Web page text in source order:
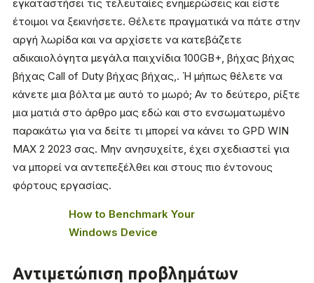
εγκαταστήσει τις τελευταίες ενημερώσεις και είστε
έτοιμοι να ξεκινήσετε. Θέλετε πραγματικά να πάτε στην
αργή λωρίδα και να αρχίσετε να κατεβάζετε
αδικαιολόγητα μεγάλα παιχνίδια 100GB+, βήχας βήχας
βήχας Call of Duty βήχας βήχας,. Ή μήπως θέλετε να
κάνετε μια βόλτα με αυτό το μωρό; Αν το δεύτερο, ρίξτε
μια ματιά στο άρθρο μας εδώ και στο ενσωματωμένο
παρακάτω για να δείτε τι μπορεί να κάνει το GPD WIN
MAX 2 2023 σας. Μην ανησυχείτε, έχει σχεδιαστεί για
να μπορεί να αντεπεξέλθει και στους πιο έντονους
φόρτους εργασίας.
How to Benchmark Your
Windows Device
Αντιμετώπιση προβλημάτων